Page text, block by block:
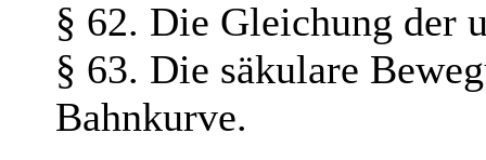
§ 62. Die Gleichung der
§ 63. Die säkulare
Bahnkurve.